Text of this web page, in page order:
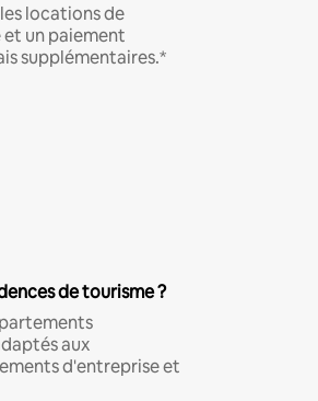
locations de
un paiement
supplémentaires.*
de tourisme ?
aux
d'entreprise et